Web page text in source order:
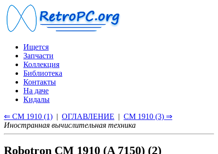
Ищется
Запчасти
Коллекция
Библиотека
Контакты
На даче
Кидалы
⇐ CM 1910 (1) | ОГЛАВЛЕНИЕ | CM 1910 (3) ⇒
Иностранная вычислительная техника
Robotron CM 1910 (A 7150) (2)